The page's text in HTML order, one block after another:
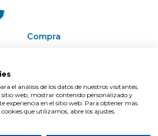
Compra
Cupones
el análisis de los datos de nuestros visitantes,
web, mostrar contenido personalizado y
experiencia en el sitio web. Para obtener más
que utilizamos, abre los ajustes.